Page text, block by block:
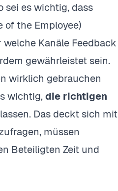
sei es wichtig, dass
of the Employee)
Kanäle Feedback
gewährleistet sein.
wirklich gebrauchen
wichtig,die richtigen
Das deckt sich mit
müssen
Beteiligten Zeit und